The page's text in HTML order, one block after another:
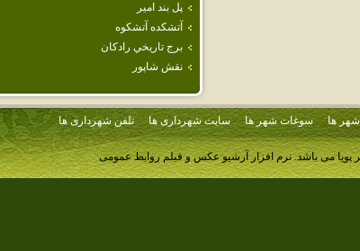
پل بند امير
آتشكده‌ آتشكوه
برج تاريخي رادكان
نقش شاپور
ها سوغات شهر ها سایت شهرداری ها تلفن شهرداری ها
پویا می باشد.نرم افزار آرشیو عکس و فیلم روابط عمومی